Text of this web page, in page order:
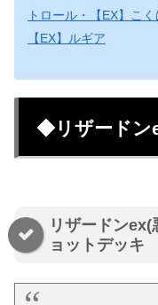
トロール・【EX】こ
【EX】ルギア
◆リザードン
リザードン
ョットデッキ